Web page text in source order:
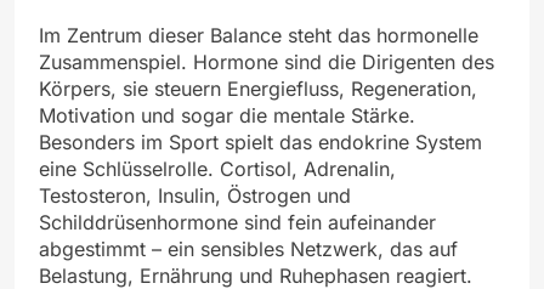
Im Zentrum dieser Balance steht das hormonelle
Zusammenspiel. Hormone sind die Dirigenten des
Körpers, sie steuern Energiefluss, Regeneration,
Motivation und sogar die mentale Stärke.
Besonders im Sport spielt das endokrine System
eine Schlüsselrolle. Cortisol, Adrenalin,
Testosteron, Insulin, Östrogen und
Schilddrüsenhormone sind fein aufeinander
abgestimmt – ein sensibles Netzwerk, das auf
Belastung, Ernährung und Ruhephasen reagiert.